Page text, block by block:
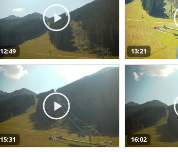
12:49 13:21
15:31 16:02